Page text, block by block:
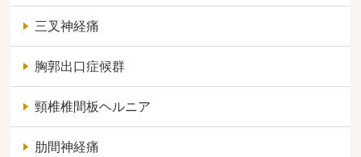
三叉神経痛
胸郭出口症候群
頸椎椎間板ヘルニア
肋間神経痛